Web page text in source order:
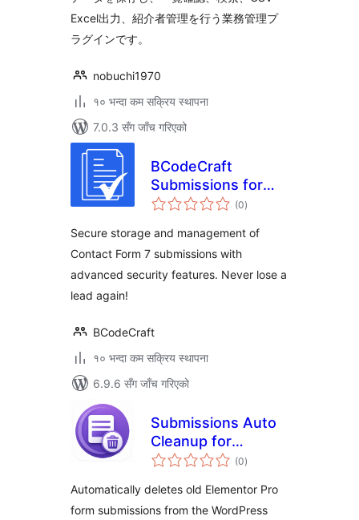
Excel出力、紹介者管理を行う業務管理プ
ラグインです。
nobuchi1970
१० भन्दा कम सक्रिय स्थापना
7.0.3 सँग जाँच गरिएको
BCodeCraft
Submissions for
Contact Form 7
(0कुल
रेटिङ्गहरू
)
Secure storage and management of
Contact Form 7 submissions with
advanced security features. Never lose a
lead again!
BCodeCraft
१० भन्दा कम सक्रिय स्थापना
6.9.6 सँग जाँच गरिएको
Submissions Auto
Cleanup for
Elementor
(0कुल
रेटिङ्गहरू
)
Automatically deletes old Elementor Pro
form submissions from the WordPress